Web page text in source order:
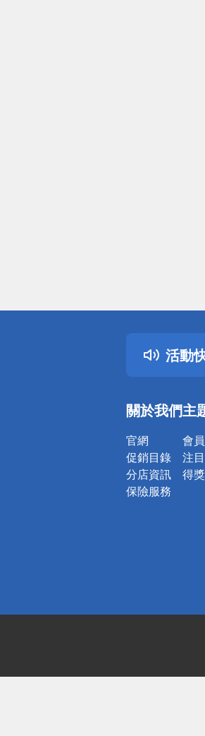
活動
關於我們
官網
促銷目錄
分店資訊
保險服務
主
會
注
得